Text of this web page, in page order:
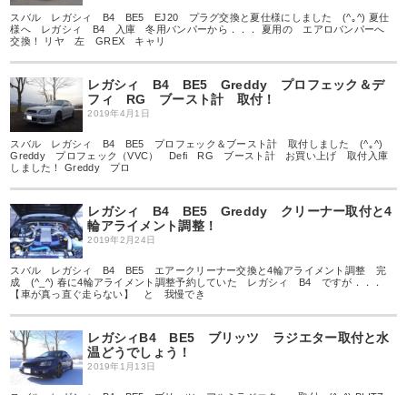
スバル レガシィ B4 BE5 EJ20 プラグ交換と夏仕様にしました (^｡^) 夏仕
様へ レガシィ B4 入庫 冬用バンパーから．．． 夏用の エアロバンパーへ
交換！ リヤ 左 GREX キャリ
レガシィ B4 BE5 Greddy プロフェック＆デ
フィ RG ブースト計 取付！
2019年4月1日
スバル レガシィ B4 BE5 プロフェック＆ブースト計 取付しました (^｡^)
Greddy プロフェック（VVC） Defi RG ブースト計 お買い上げ 取付入庫
しました！ Greddy プロ
レガシィ B4 BE5 Greddy クリーナー取付と4
輪アライメント調整！
2019年2月24日
スバル レガシィ B4 BE5 エアークリーナー交換と4輪アライメント調整 完
成 (^_^) 春に4輪アライメント調整予約していた レガシィ B4 ですが．．．
【車が真っ直ぐ走らない】 と 我慢でき
レガシィB4 BE5 ブリッツ ラジエター取付と水
温どうでしょう！
2019年1月13日